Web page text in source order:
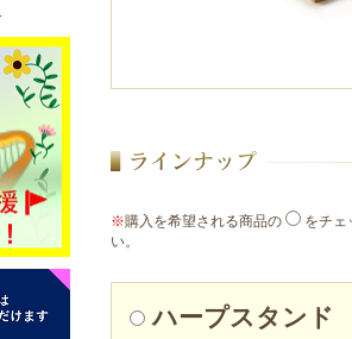
※購入を希望される商品の
をチェ
い。
ハープスタン